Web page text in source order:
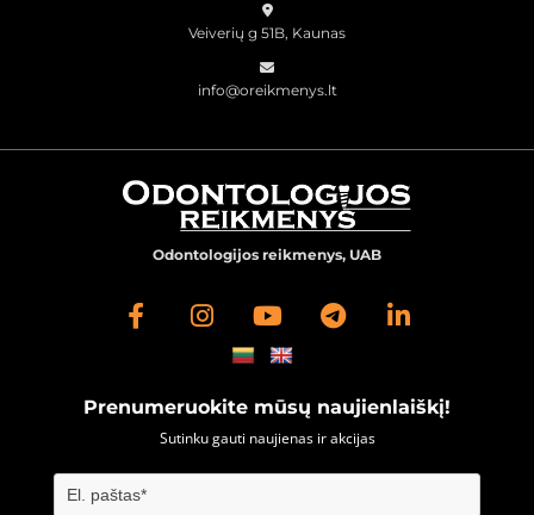

Veiverių g 51B, Kaunas

info@oreikmenys.lt
Odontologijos reikmenys, UAB
Prenumeruokite mūsų naujienlaiškį!
Sutinku gauti naujienas ir akcijas